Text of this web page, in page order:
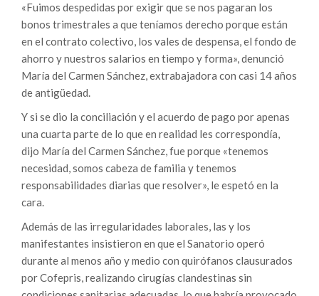
«Fuimos despedidas por exigir que se nos pagaran los
bonos trimestrales a que teníamos derecho porque están
en el contrato colectivo, los vales de despensa, el fondo de
ahorro y nuestros salarios en tiempo y forma», denunció
María del Carmen Sánchez, extrabajadora con casi 14 años
de antigüedad.
Y si se dio la conciliación y el acuerdo de pago por apenas
una cuarta parte de lo que en realidad les correspondía,
dijo María del Carmen Sánchez, fue porque «tenemos
necesidad, somos cabeza de familia y tenemos
responsabilidades diarias que resolver», le espetó en la
cara.
Además de las irregularidades laborales, las y los
manifestantes insistieron en que el Sanatorio operó
durante al menos año y medio con quirófanos clausurados
por Cofepris, realizando cirugías clandestinas sin